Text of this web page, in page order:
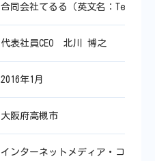
合同会社てるる（英文名：Telulu
代表社員CEO 北川 博之
2016年1月
大阪府高槻市
インターネットメディア・コンテ